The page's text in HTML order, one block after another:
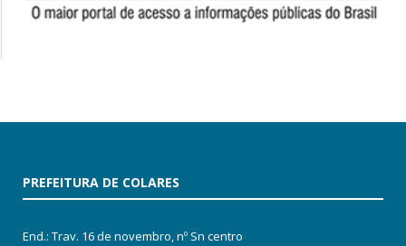
PREFEITURA DE COLARES
End.: Trav. 16 de novembro, nº Sn centro